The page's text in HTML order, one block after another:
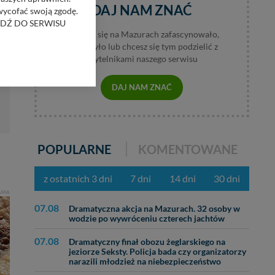
DAJ NAM ZNAĆ
Jeśli coś się na Mazurach zafascynowało,
wzburzyło lub chcesz się tym podzielić z
czytelnikami naszego serwisu
DAJ NAM ZNAĆ
POPULARNE KOMENTOWANE
z ostatnich 3 dni 7 dni 14 dni 30 dni
07.08
Dramatyczna akcja na Mazurach. 32 osoby w
wodzie po wywróceniu czterech jachtów
07.08
Dramatyczny finał obozu żeglarskiego na
jeziorze Seksty. Policja bada czy organizatorzy
narazili młodzież na niebezpieczeństwo
swoją zgodę.
DO SERWISU
z formularza
ul. Wiejska 17,
zabronić ich
- w pewnych